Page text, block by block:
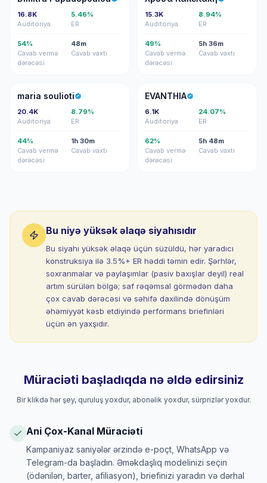
16.8K
Auditoriya
5.46%
ER
54%
Cavab vermə
dərəcəsi
48m
Cavab vaxtı
15.3K
Auditoriya
8.94%
ER
49%
Cavab vermə
dərəcəsi
5h 36m
Cavab vaxtı
MS
maria soulioti
20.4K
Auditoriya
8.79%
ER
44%
Cavab vermə
dərəcəsi
1h 30m
Cavab vaxtı
E
EVANTHIA
6.1K
Auditoriya
24.07%
ER
62%
Cavab vermə
dərəcəsi
5h 48m
Cavab vaxtı
Bu niyə yüksək əlaqə siyahısıdır
Bu siyahı yüksək əlaqə üçün süzüldü, hər yaradıcı
konstruksiya ilə 3.5%+ ER həddi təmin edir. Şərhlər,
sохranmalar və paylaşımlar (pasiv baxışlar deyil) real
artım sürülən bölgə; saf rəqəmsal görmədən daha
çox cavab dərəcəsi və səhifə daxilində dönüşüm
əhəmiyyət kəsb etdiyində performans briefinləri
üçün ən yaxşıdır.
Müraciəti başladıqda nə əldə edirsiniz
Bir klikdə hər şey, quruluş yoxdur, abonəlik yoxdur, sürprizlər yoxdur.
Ani Çox-Kanal Müraciəti
Kampaniyaz saniyələr ərzində e-poçt, WhatsApp və
Telegram-da başladın. Əməkdaşlıq modelinizi seçin
(ödənilən, barter, afiliasyon), briefinizi yaradın və dərhal